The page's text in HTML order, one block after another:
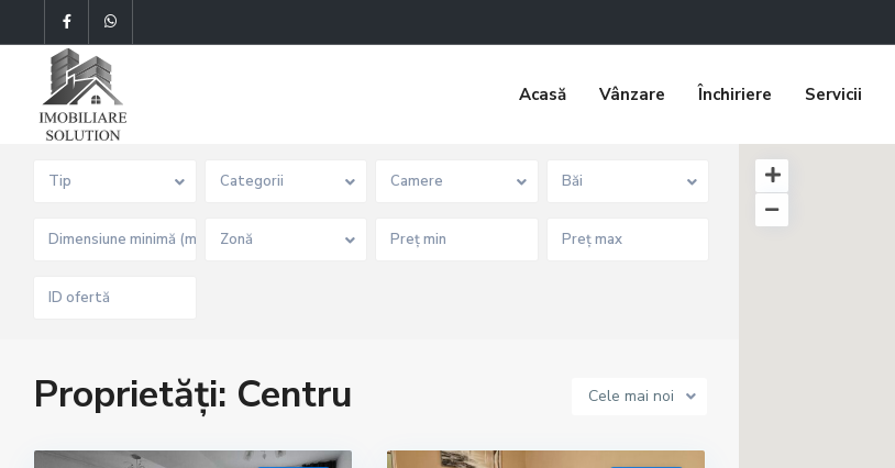
Acasă Vânzare Închiriere Servicii
Tip Categorii Camere Băi
Zonă
Cele mai noi
Proprietăți: Centru